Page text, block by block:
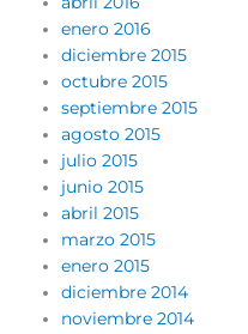
enero 2016
diciembre 2015
octubre 2015
septiembre 2015
agosto 2015
julio 2015
junio 2015
abril 2015
marzo 2015
enero 2015
diciembre 2014
noviembre 2014